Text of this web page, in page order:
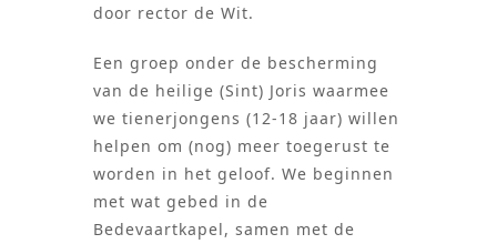
door rector de Wit.
Een groep onder de bescherming
van de heilige (Sint) Joris waarmee
we tienerjongens (12-18 jaar) willen
helpen om (nog) meer toegerust te
worden in het geloof. We beginnen
met wat gebed in de
Bedevaartkapel, samen met de